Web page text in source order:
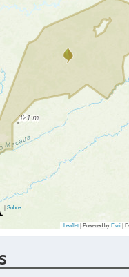
|Sobre
Leaflet| Powered byEsri|